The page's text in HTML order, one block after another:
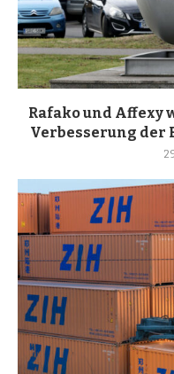
Rafako und Affexy
Verbesserung der